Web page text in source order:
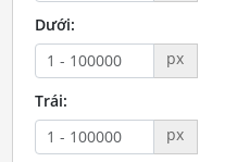
Dưới:
px
Trái:
px